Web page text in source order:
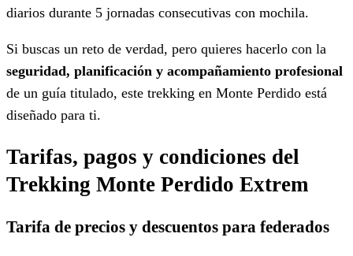
diarios durante 5 jornadas consecutivas con mochila.
Si buscas un reto de verdad, pero quieres hacerlo con la
seguridad, planificación y acompañamiento profesional
de un guía titulado, este trekking en Monte Perdido está
diseñado para ti.
Tarifas, pagos y condiciones del
Trekking Monte Perdido Extrem
Tarifa de precios y descuentos para federados